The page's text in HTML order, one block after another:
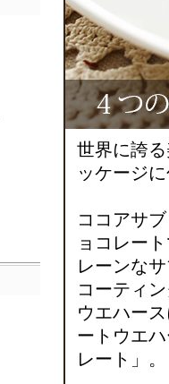
世界に誇
ッケージ
ココアサ
ョコレー
レーンな
コーティ
ウエハー
ートウエ
レート」。